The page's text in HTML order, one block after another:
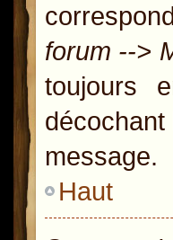
forum -->
toujours
message.
Haut